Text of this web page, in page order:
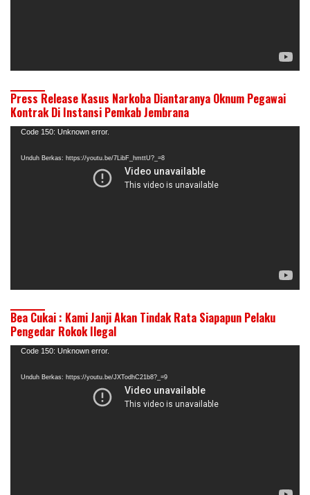
Press Release Kasus Narkoba Diantaranya Oknum Pegawai
Kontrak Di Instansi Pemkab Jembrana
Pemutar
Code 150: Unknown error.
Unduh Berkas: https://youtu.be/7LibF_hmttU?_=8
Bea Cukai : Kami Janji Akan Tindak Rata Siapapun Pelaku
Pengedar Rokok Ilegal
Pemutar
Code 150: Unknown error.
Unduh Berkas: https://youtu.be/JXTodhC21b8?_=9